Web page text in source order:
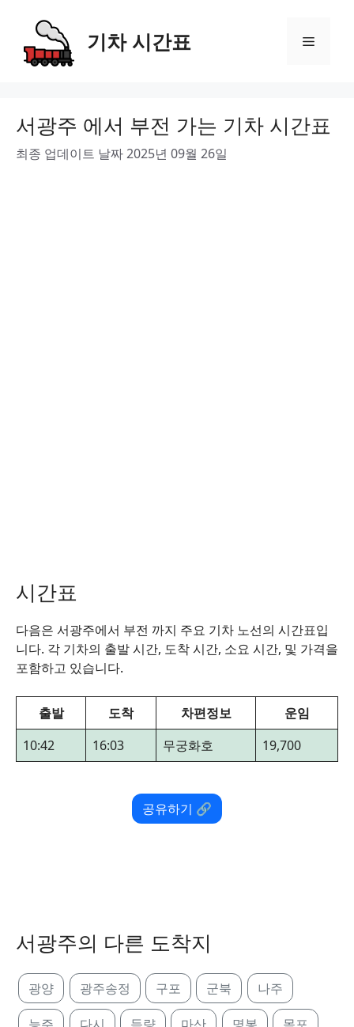
content
기차 시간표 Menu
서광주 에서 부전 가는 기차 시간표
최종 업데이트 날짜 2025년 09월 26일
시간표
다음은 서광주에서 부전 까지 주요 기차 노선의 시간표입
니다. 각 기차의 출발 시간, 도착 시간, 소요 시간, 및 가격을
포함하고 있습니다.
출발 도착 차편정보
운임
10:42
16:03 무궁화호 19,700
공유하기 🔗
서광주의 다른 도착지
광양 광주송정 구포 군북 나주
능주 다시 득량 마산 명봉 목포